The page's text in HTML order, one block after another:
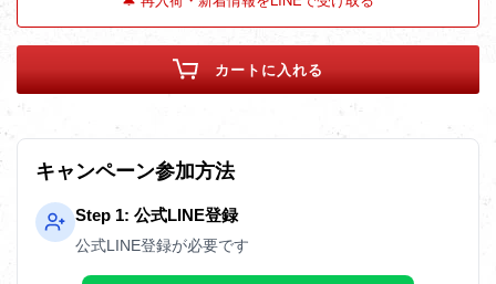
カートに入れる
キャンペーン参加方法
Step 1: 公式LINE登録
公式LINE登録が必要です